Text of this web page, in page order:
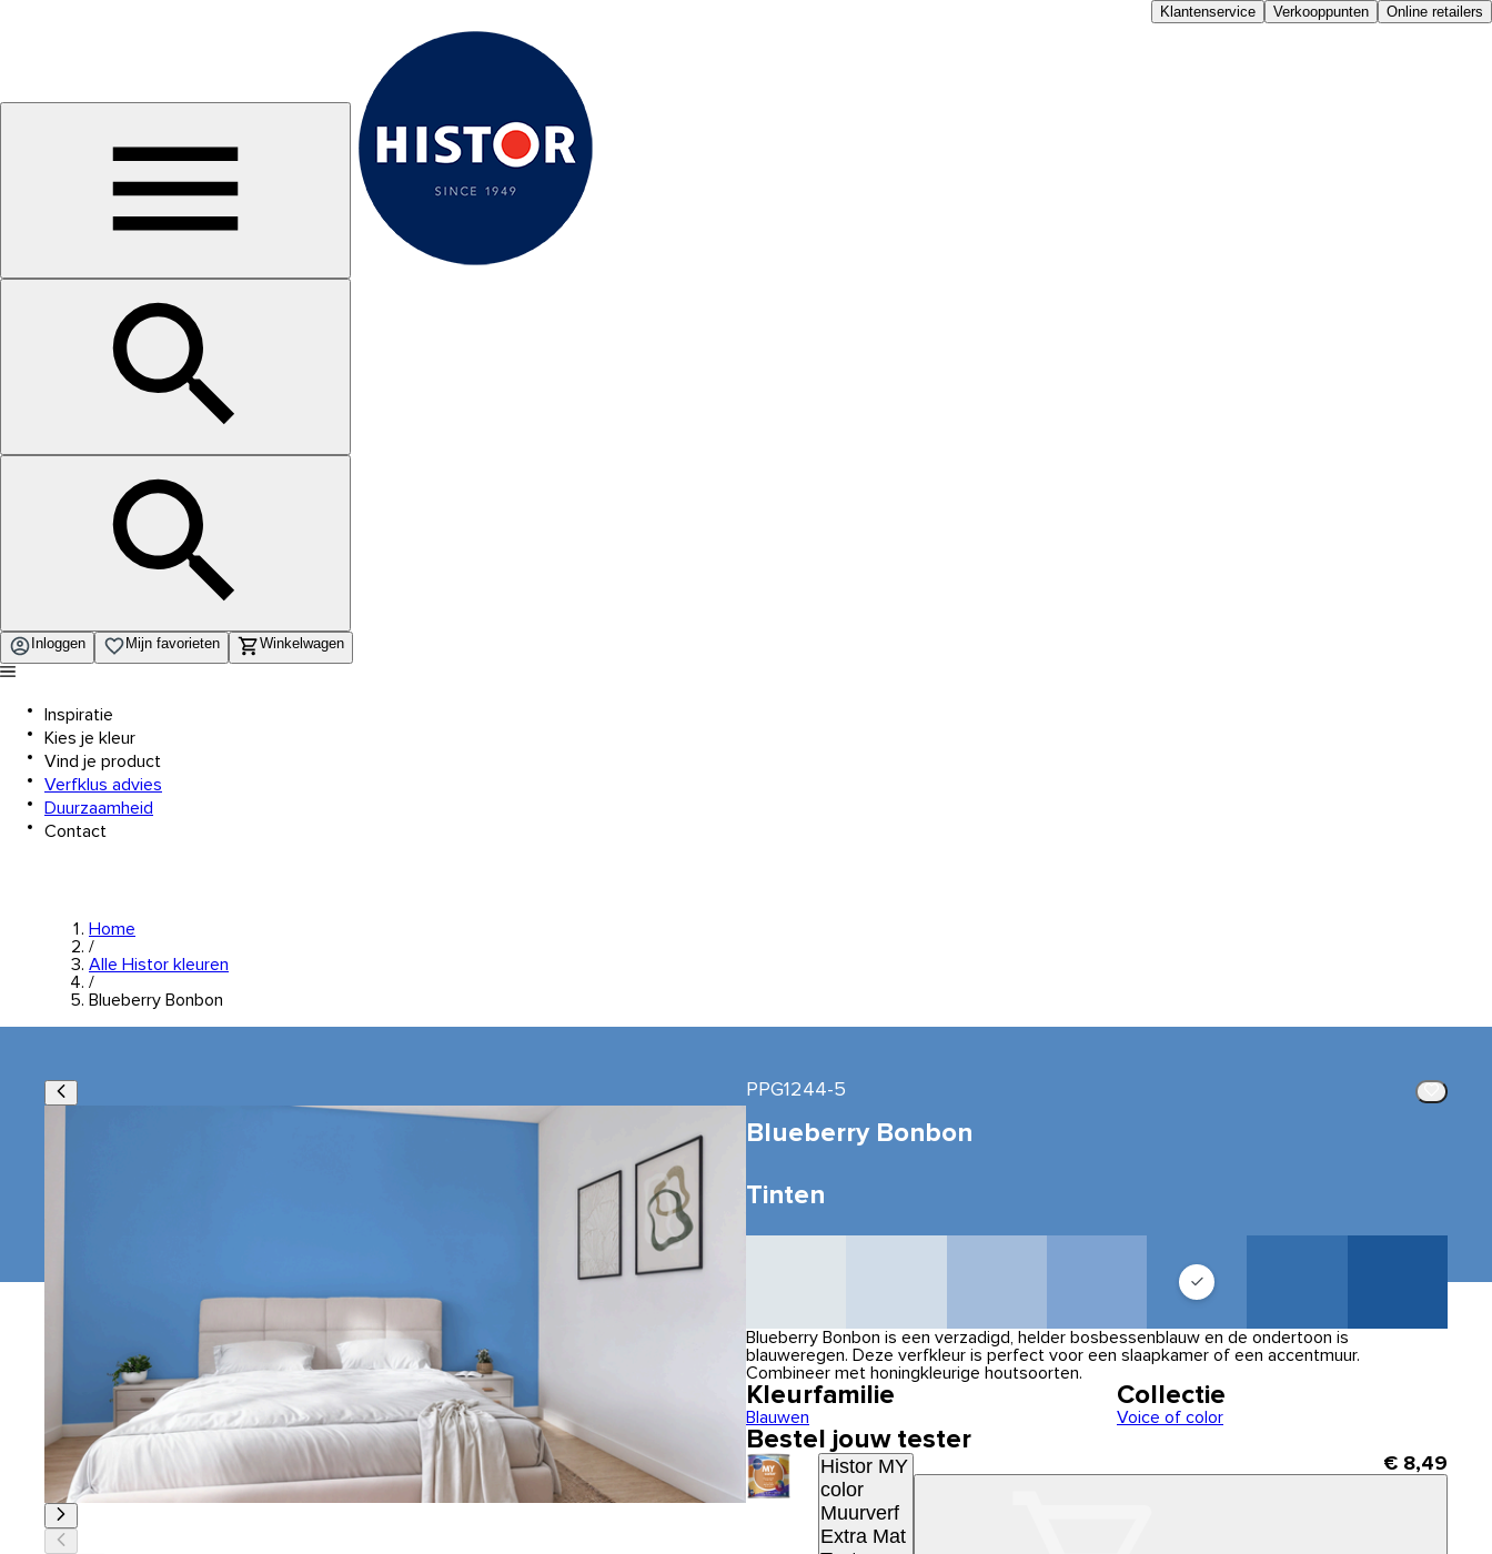
Klantenservice Verkooppunten Online retailers
Inloggen Mijn favorieten Winkelwagen
Inspiratie
Kies je kleur
Vind je product
Verfklus advies
Duurzaamheid
Contact
Home
/
Alle Histor kleuren
/
Blueberry Bonbon
PPG1244-5
Blueberry Bonbon
Tinten
Blueberry Bonbon is een verzadigd, helder bosbessenblauw en de ondertoon is
blauweregen. Deze verfkleur is perfect voor een slaapkamer of een accentmuur.
Combineer met honingkleurige houtsoorten.
Kleurfamilie
Blauwen
Collectie
Voice of color
Bestel jouw tester
Histor MY
color
Muurverf
Extra Mat
€ 8,49